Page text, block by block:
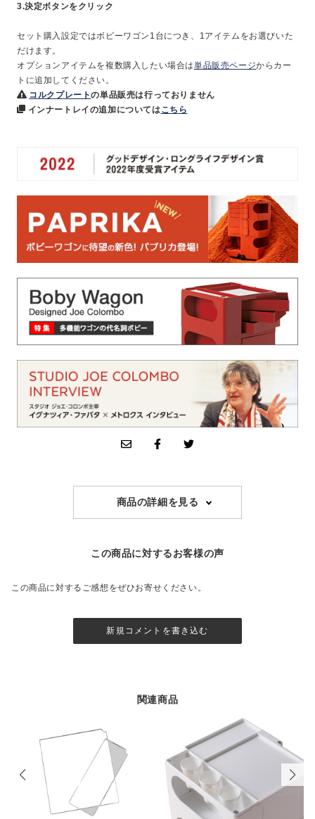
3.決定ボタンをクリック
セット購入設定ではボビーワゴン1台につき、1アイテムをお選びいた
だけます。
オプションアイテムを複数購入したい場合は単品販売ページからカー
トに追加してください。
コルクプレートの単品販売は行っておりません
インナートレイの追加についてはこちら
商品の詳細を見る
この商品に対するお客様の声
この商品に対するご感想をぜひお寄せください。
新規コメントを書き込む
関連商品